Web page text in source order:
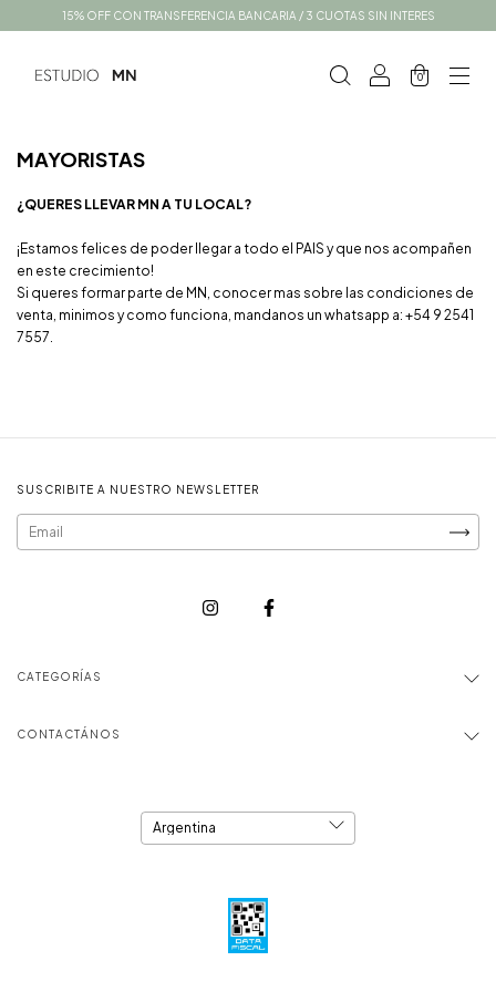
15% OFF CON TRANSFERENCIA BANCARIA / 3 CUOTAS SIN INTERES
0
MAYORISTAS
¿QUERES LLEVAR MN A TU LOCAL?
¡Estamos felices de poder llegar a todo el PAIS y que nos acompañen
en este crecimiento!
Si queres formar parte de MN, conocer mas sobre las condiciones de
venta, minimos y como funciona, mandanos un whatsapp a: +54 9 2541
7557.
SUSCRIBITE A NUESTRO NEWSLETTER
CATEGORÍAS
CONTACTÁNOS